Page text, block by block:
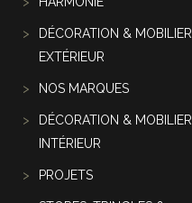
DÉCORATION & MOBILIER
EXTÉRIEUR
NOS MARQUES
DÉCORATION & MOBILIER
INTÉRIEUR
PROJETS